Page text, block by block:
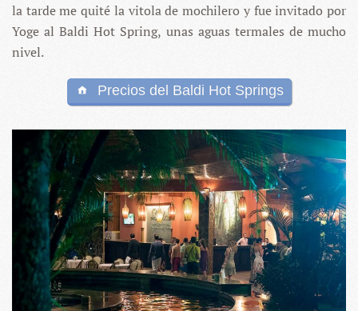
la tarde me quité la vitola de mochilero y fue invitado por
Yoge al Baldi Hot Spring, unas aguas termales de mucho
nivel.
Precios del Baldi Hot Springs